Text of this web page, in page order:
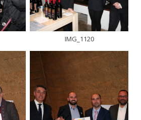
IMG_1120